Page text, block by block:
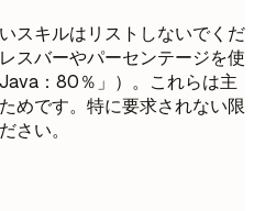
スキルはリストしないでくだ
スバーやパーセンテージを使
：80％」）。これらは主
めです。特に要求されない限
さい。